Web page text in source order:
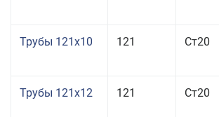
Трубы 121x10 121 Ст20
Трубы 121x12 121 Ст20